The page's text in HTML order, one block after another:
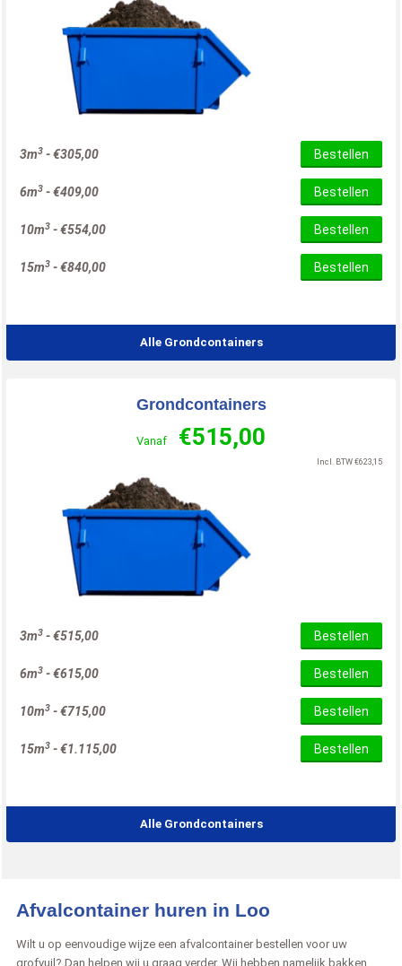
3m3 -€305,00 Bestellen
6m3 -€409,00 Bestellen
10m3 -€554,00 Bestellen
15m3 -€840,00 Bestellen
Alle Grondcontainers
Grondcontainers
Vanaf €515,00
Incl. BTW €623,15
3m3 -€515,00 Bestellen
6m3 -€615,00 Bestellen
10m3 -€715,00 Bestellen
15m3 -€1.115,00 Bestellen
Alle Grondcontainers
Afvalcontainer huren in Loo
Wilt u op eenvoudige wijze een afvalcontainer bestellen voor uw
grofvuil? Dan helpen wij u graag verder. Wij hebben namelijk bakken